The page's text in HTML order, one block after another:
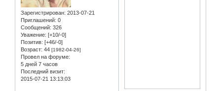
Зарегистрирован: 2013-07-21
Приглашений: 0
Сообщений: 326
Уважение: [+10/-0]
Позитив: [+46/-0]
Возраст: 44 [1982-04-26]
Провел на форуме:
5 дней 7 часов
Последний визит:
2015-07-21 13:13:03